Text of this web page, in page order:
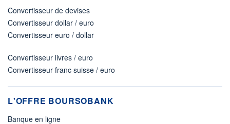
Convertisseur de devises
Convertisseur dollar / euro
Convertisseur euro / dollar
Convertisseur livres / euro
Convertisseur franc suisse / euro
L'OFFRE BOURSOBANK
Banque en ligne